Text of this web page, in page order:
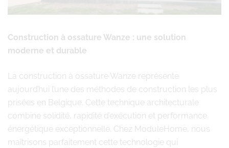
Construction à ossature Wanze : une solution
moderne et durable
La construction à ossature Wanze représente
aujourd’hui l’une des méthodes de construction les plus
prisées en Belgique. Cette technique architecturale
combine solidité, rapidité d’exécution et performance
énergétique exceptionnelle. Chez ModuleHome, nous
maîtrisons parfaitement cette technologie qui